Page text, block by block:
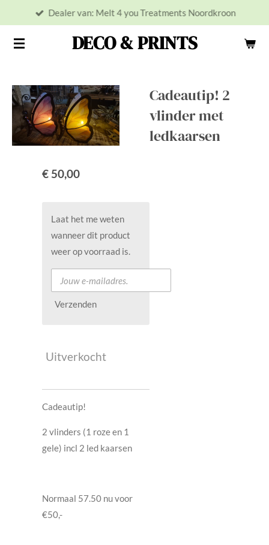
naar
DECO & PRINTS
Dealer van: Melt 4 you Treatments Noordkroon
Cadeautip! 2
vlinder met
ledkaarsen
€ 50,00
Laat het me weten
wanneer dit product
weer op voorraad is.
Verzenden
Uitverkocht
Cadeautip!
2 vlinders (1 roze en 1
gele) incl 2 led kaarsen
Normaal 57.50 nu voor
€50,-